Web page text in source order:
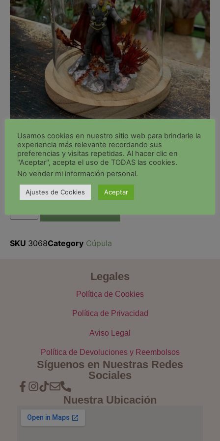
Cúpula con Biznaga y
Héroe VI
52,90€ IVA incluido
SKU 3068Category Cúpula
Legales
Política de Cookies
Política de Privacidad
Aviso Legal
Política de Devoluciones y Reembolsos
Síguenos en Nuestras Redes
Sociales
Nuestra Ubicación
Usamos cookies en nuestro sitio web para brindarle la
experiencia más relevante recordando sus
preferencias y visitas repetidas. Al hacer clic en
"Aceptar", acepta el uso de TODAS las cookies.
No vender mi información personal.
Ajustes de Cookies Aceptar